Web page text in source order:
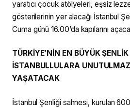
yaratıcı çocuk atölyeleri, eşsiz
gösterilerinin yer alacağı İstanbul
Cuma günü 16.00’da kapılarını
TÜRKİYE’NİN EN BÜYÜK
İSTANBULLULARA
YAŞATACAK
İstanbul Şenliği sahnesi, kurulan